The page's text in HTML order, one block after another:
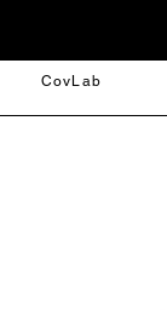
CovLab